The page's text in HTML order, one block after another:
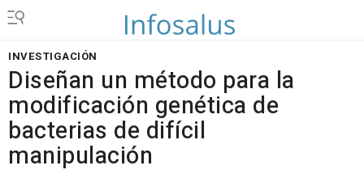
INVESTIGACIÓN
Diseñan un método para la
modificación genética de
bacterias de difícil
manipulación